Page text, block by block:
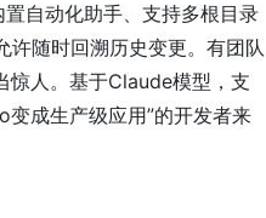
自动化助手、支持多根目录
许随时回溯历史变更。有团队
惊人。基于Claude模型，支
成生产级应用”的开发者来